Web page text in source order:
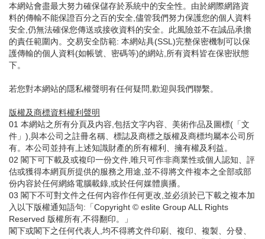
本網站會盡最大努力確保儲存於系統中的安全性。由於網際網路資
料的傳輸不能保證百分之百的安全,儘管我們努力保護您的個人資料
安全,仍無法確保您傳送或接收資料的安全。此風險並不在誠品承擔
的責任範圍內。交易安全防範: 本網站具(SSL)完整保密機制可以保
護傳輸的個人資料(如帳號、密碼等)的網站,所有資料皆在保密狀態
下。
若您對本網站的隱私權聲明有任何疑問,歡迎與我們聯繫。
版權及商標資料權利聲明
01 本網站之所有分頁及内容,包括文字内容、美術作品及圖標(「文
件」),與本公司之註冊名稱、標誌及商標之版權及商標均屬本公司所
有。本公司並持有上述知識財產的所有權利、擁有權及利益。
02 閣下可下載及或複印一份文件,唯只可作非商業性或個人認知、評
估或獲得本網頁所提供的服務之用途,並不得將文件複本之全部或部
份内容於任何網絡電腦載錄,或於任何媒體廣播。
03 閣下不可對文件之任何内容作任何更改,並必須於已下載之複本加
入以下版權通知語句:「Copyright © eslite Group ALL Rights
Reserved 版權所有,不得翻印。」
閣下或閣下之任何代表人,均不得將文件印刷、複印、複製、分發、